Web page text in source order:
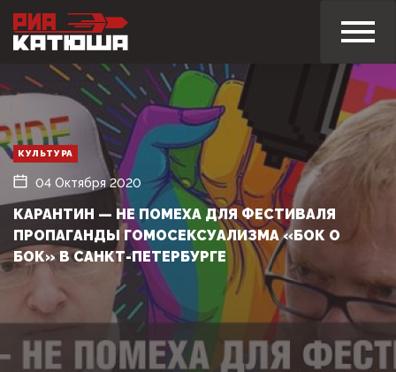
КУЛЬТУРА
04 Октября 2020
КАРАНТИН — НЕ ПОМЕХА ДЛЯ ФЕСТИВАЛЯ
ПРОПАГАНДЫ ГОМОСЕКСУАЛИЗМА «БОК О
БОК» В САНКТ-ПЕТЕРБУРГЕ